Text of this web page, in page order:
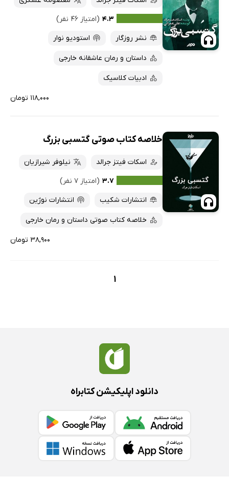
پرفروش‌ها
پربحث‌ها
ارزان ترین‌ها
کتاب‌های متنی
۴.۳ (امتیاز ۴۶ نفر)
نشر روزگار
استودیو نوار
داستان و رمان عاشقانه خارجی
ادبیات کلاسیک
۱۱۸,۰۰۰ تومان
خلاصه کتاب صوتی گتسبی بزرگ
اسکات فیتز جرالد
نیلوفر شیرازیان
۳.۷ (امتیاز ۷ نفر)
انتشارات شکیب
انتشارات نوژین
خلاصه کتاب صوتی داستان و رمان خارجی
۳۸,۹۰۰ تومان
1
دانلود اپلیکیشن کتابراه